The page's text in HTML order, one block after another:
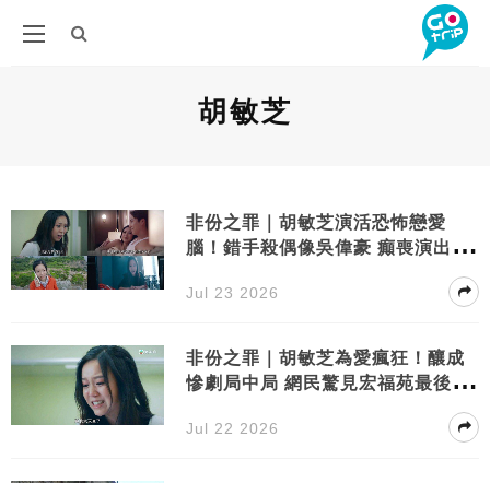
胡敏芝
非份之罪｜胡敏芝演活恐怖戀愛
腦！錯手殺偶像吳偉豪 癲喪演出嚇
Jul 23 2026
非份之罪｜胡敏芝為愛瘋狂！釀成
慘劇局中局 網民驚見宏福苑最後畫
Jul 22 2026